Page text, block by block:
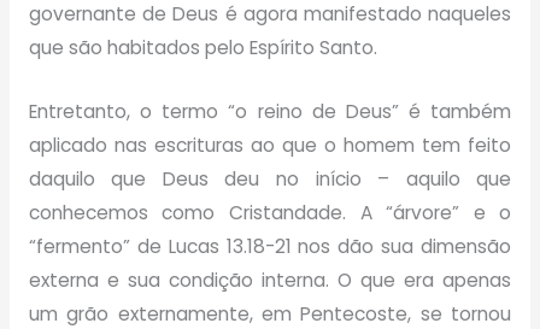
governante de Deus é agora manifestado naqueles
que são habitados pelo Espírito Santo.
Entretanto, o termo “o reino de Deus” é também
aplicado nas escrituras ao que o homem tem feito
daquilo que Deus deu no início – aquilo que
conhecemos como Cristandade. A “árvore” e o
“fermento” de Lucas 13.18-21 nos dão sua dimensão
externa e sua condição interna. O que era apenas
um grão externamente, em Pentecoste, se tornou